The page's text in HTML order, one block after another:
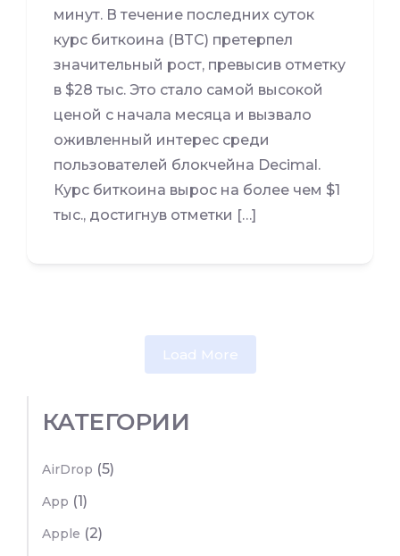
минут. В течение последних суток
курс биткоина (BTC) претерпел
значительный рост, превысив отметку
в $28 тыс. Это стало самой высокой
ценой с начала месяца и вызвало
оживленный интерес среди
пользователей блокчейна Decimal.
Курс биткоина вырос на более чем $1
тыс., достигнув отметки […]
Load More
КАТЕГОРИИ
AirDrop (5)
App (1)
Apple (2)